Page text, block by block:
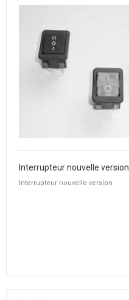
Interrupteur nouvelle version
Interrupteur nouvelle version